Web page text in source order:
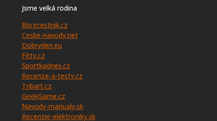
Jsme velká rodina
Blogcestnik.cz
Ceske-navody.net
Dobryden.eu
Fitty.cz
Sportkadnes.cz
Recenze-a-testy.cz
Tribart.cz
GeekGame.cz
Navody-manualy.sk
Recenzie-elektroniky.sk